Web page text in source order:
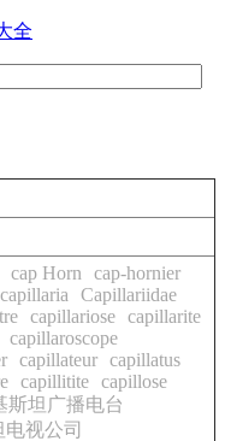
全
cap Horn
cap-hornier
capillaria
Capillariidae
capillariose capillarite
capillaroscope
capillateur capillatus
capillitite capillose
斯坦广播电台
电视公司